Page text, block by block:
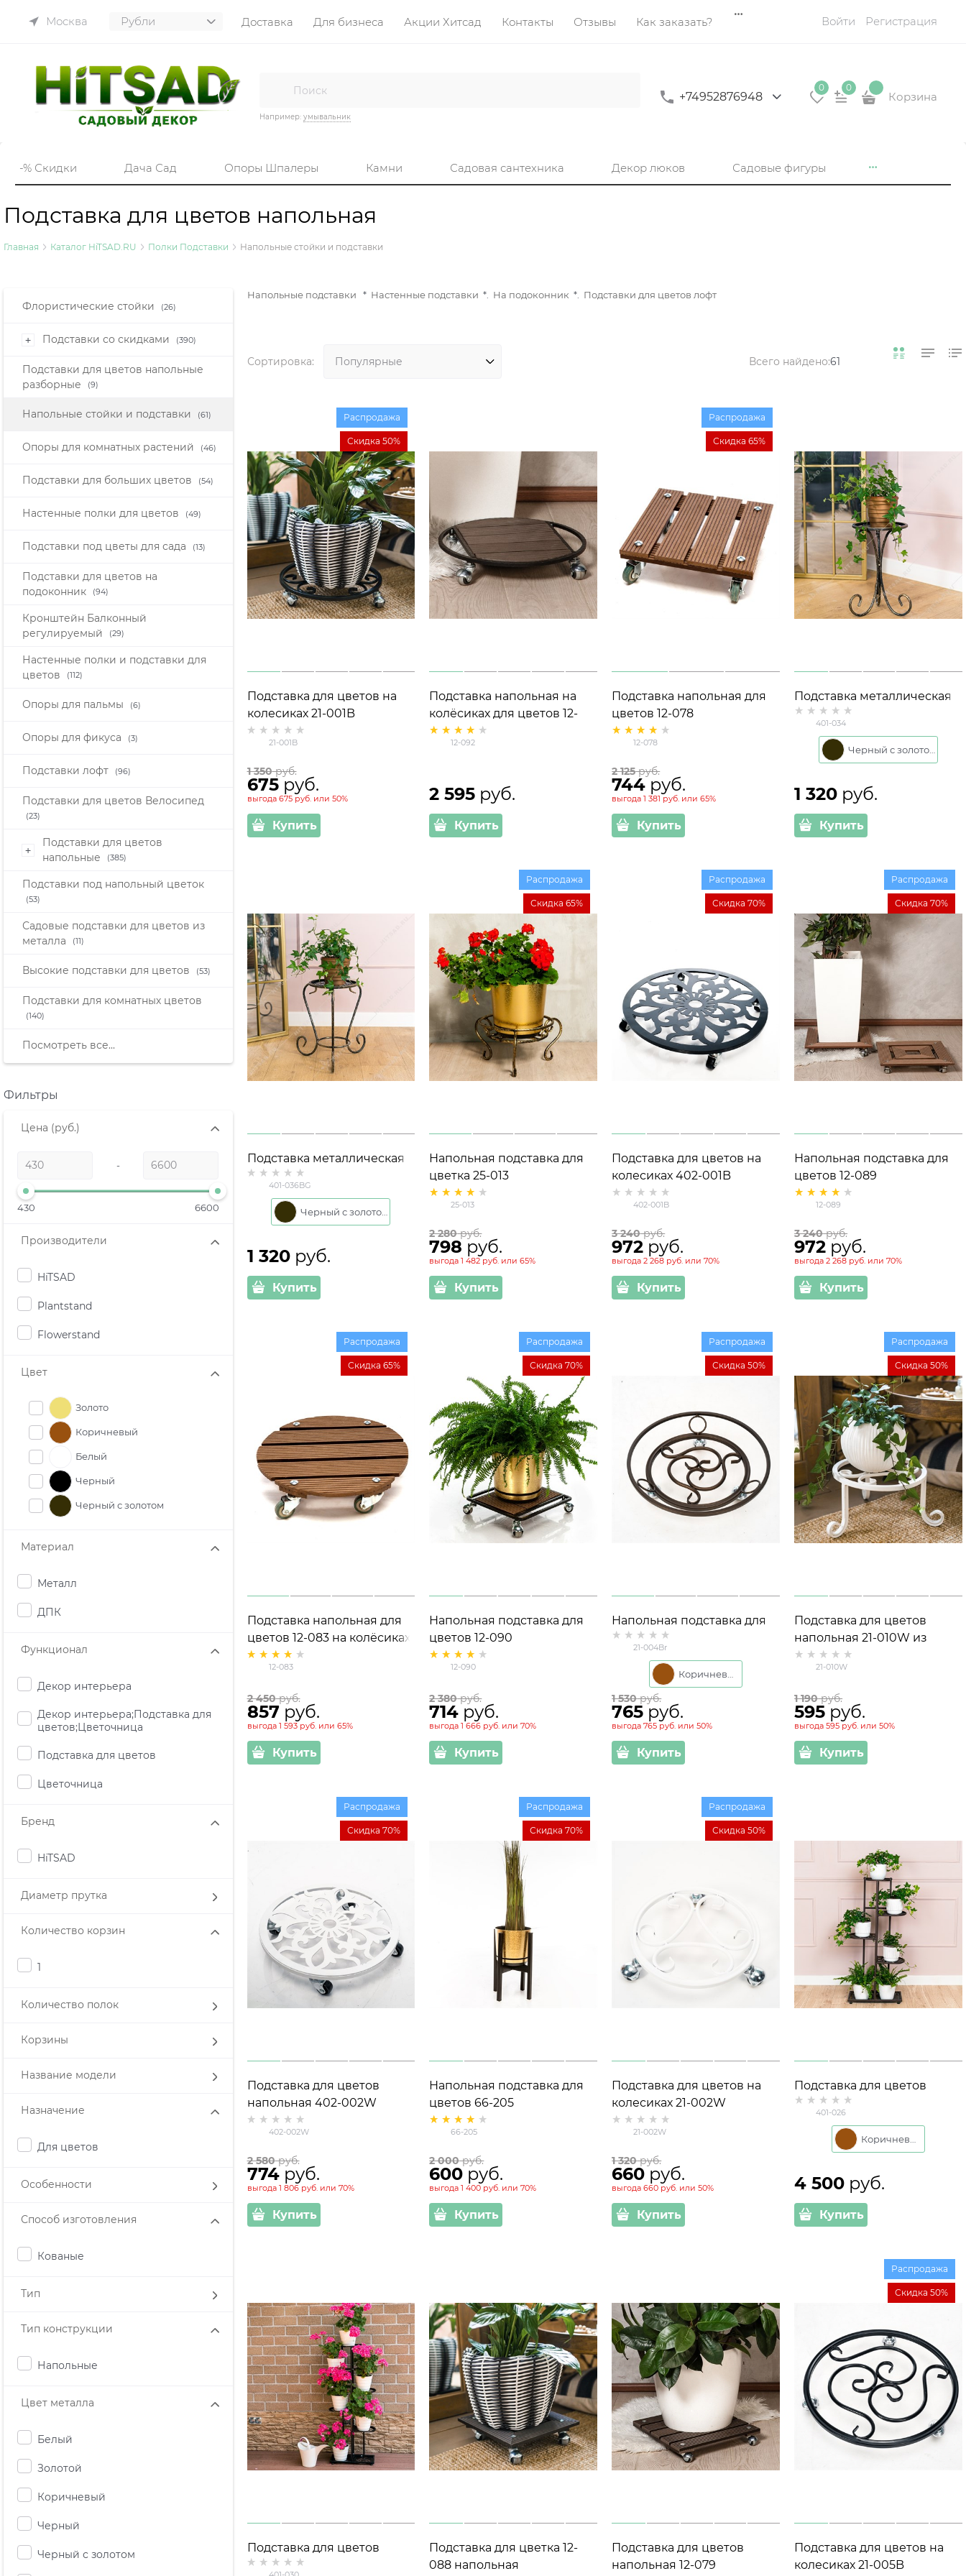
Москва Доставка Для бизнеса Акции Хитсад Контакты Отзывы Как заказать? Войти Регистрация
Например: умывальник
+74952876948
0 0
Корзина
-% Скидки Дача Сад Опоры Шпалеры Камни Садовая сантехника Декор люков Садовые фигуры
Подставка для цветов напольная
Главная Каталог HiTSAD.RU Полки Подставки Напольные стойки и подставки
Флористические стойки (26)
+ Подставки со скидками (390)
Подставки для цветов напольные
разборные
(9)
Напольные стойки и подставки (61)
Опоры для комнатных растений (46)
Подставки для больших цветов (54)
Настенные полки для цветов (49)
Подставки под цветы для сада (13)
Подставки для цветов на
подоконник
(94)
Кронштейн Балконный
регулируемый
(29)
Настенные полки и подставки для
цветов
(112)
Опоры для пальмы (6)
Опоры для фикуса (3)
Подставки лофт (96)
Подставки для цветов Велосипед
(23)
+
Подставки для цветов
напольные
(385)
Подставки под напольный цветок
(53)
Садовые подставки для цветов из
металла
(11)
Высокие подставки для цветов (53)
Подставки для комнатных цветов
(140)
Посмотреть все...
Фильтры
Цена (руб.)
-
430 6600
Производители
HiTSAD
Plantstand
Flowerstand
Цвет
Золото
Коричневый
Белый
Черный
Черный с золотом
Материал
Металл
ДПК
Функционал
Декор интерьера
Декор интерьера;Подставка для
цветов;Цветочница
Подставка для цветов
Цветочница
Бренд
HiTSAD
Диаметр прутка
Количество корзин
1
Количество полок
Корзины
Название модели
Назначение
Для цветов
Особенности
Способ изготовления
Кованые
Тип
Тип конструкции
Напольные
Цвет металла
Белый
Золотой
Коричневый
Черный
Черный с золотом
Напольные подставки * Настенные подставки *. На подоконник *. Подставки для цветов лофт
Сортировка: Всего найдено:61
Подставка для цветов на
колесиках 21-001B
21-001B
Распродажа
Скидка 50%
1 350 руб.
675 руб.
выгода 675 руб.или 50%
Купить
Подставка напольная на
колёсиках для цветов 12-
092
12-092
2 595 руб.
Купить
Подставка напольная для
цветов 12-078
12-078
Распродажа
Скидка 65%
2 125 руб.
744 руб.
выгода1 381 руб. или65%
Купить
Подставка металлическая
напольная на 1 растение
401-034 D=22см
401-034
1 320 руб.
Купить
Подставка металлическая
напольная на 1 растение
401-036 D=22см
401-036BG
1 320 руб.
Купить
Напольная подставка для
цветка 25-013
25-013
Распродажа
Скидка 65%
2 280 руб.
798 руб.
выгода1 482 руб. или65%
Купить
Подставка для цветов на
колесиках 402-001B
402-001B
Распродажа
Скидка 70%
3 240 руб.
972 руб.
выгода2 268 руб. или70%
Купить
Напольная подставка для
цветов 12-089
12-089
Распродажа
Скидка 70%
3 240 руб.
972 руб.
выгода2 268 руб. или70%
Купить
Подставка напольная для
цветов 12-083 на колёсиках
12-083
Распродажа
Скидка 65%
2 450 руб.
857 руб.
выгода 1 593 руб.или 65%
Купить
Напольная подставка для
цветов 12-090
12-090
Распродажа
Скидка 70%
2 380 руб.
714 руб.
выгода1 666 руб. или70%
Купить
Напольная подставка для
цветов 21-004
21-004Br
Распродажа
Скидка 50%
1 530 руб.
765 руб.
выгода765 руб. или50%
Купить
Подставка для цветов
напольная 21-010W из
металла
21-010W
Распродажа
Скидка 50%
1 190 руб.
595 руб.
выгода595 руб. или50%
Купить
Подставка для цветов
напольная 402-002W
402-002W
Распродажа
Скидка 70%
2 580 руб.
774 руб.
выгода 1 806 руб.или 70%
Купить
Напольная подставка для
цветов 66-205
66-205
Распродажа
Скидка 70%
2 000 руб.
600 руб.
выгода1 400 руб. или70%
Купить
Подставка для цветов на
колесиках 21-002W
21-002W
Распродажа
Скидка 50%
1 320 руб.
660 руб.
выгода660 руб. или50%
Купить
Подставка для цветов
напольная 401-026 на 6
цветков
401-026
4 500 руб.
Купить
Подставка для цветов
напольная 401-030 на 7
Подставка для цветка 12-
088 напольная
Подставка для цветов
напольная 12-079
Подставка для цветов на
колесиках 21-005B
Распродажа
Скидка 50%